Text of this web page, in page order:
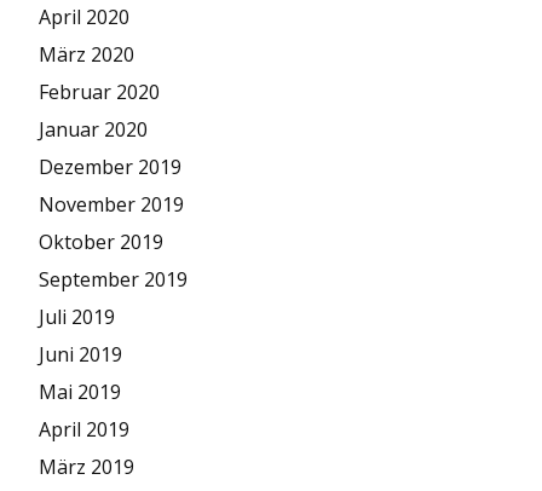
April 2020
März 2020
Februar 2020
Januar 2020
Dezember 2019
November 2019
Oktober 2019
September 2019
Juli 2019
Juni 2019
Mai 2019
April 2019
März 2019